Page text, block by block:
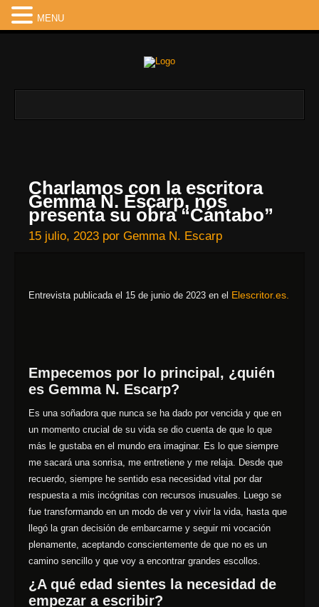
Charlamos con la escritora
Gemma N. Escarp, nos
presenta su obra “Cántabo”
15 julio, 2023 por Gemma N. Escarp
Entrevista publicada el 15 de junio de 2023 en el Elescritor.es.
Empecemos por lo principal, ¿quién
es Gemma N. Escarp?
Es una soñadora que nunca se ha dado por vencida y que en
un momento crucial de su vida se dio cuenta de que lo que
más le gustaba en el mundo era imaginar. Es lo que siempre
me sacará una sonrisa, me entretiene y me relaja. Desde que
recuerdo, siempre he sentido esa necesidad vital por dar
respuesta a mis incógnitas con recursos inusuales. Luego se
fue transformando en un modo de ver y vivir la vida, hasta que
llegó la gran decisión de embarcarme y seguir mi vocación
plenamente, aceptando conscientemente de que no es un
camino sencillo y que voy a encontrar grandes escollos.
¿A qué edad sientes la necesidad de
empezar a escribir?
MENU